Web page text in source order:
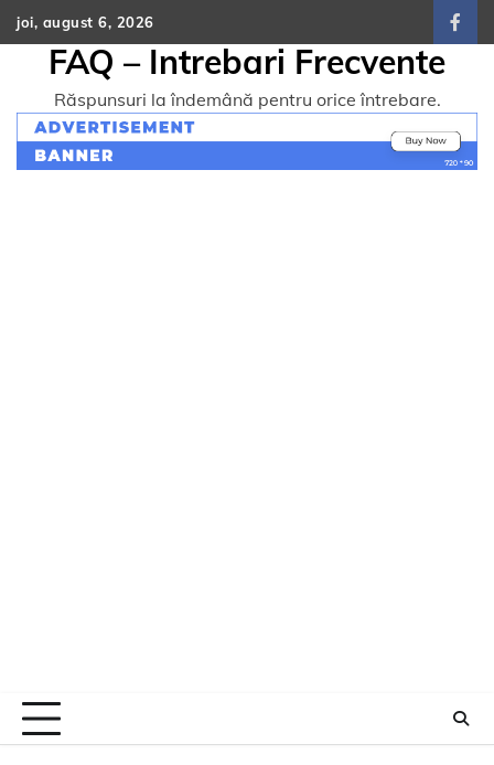
Skip
to
content
joi, august 6, 2026
FAQ – Intrebari Frecvente
Răspunsuri la îndemână pentru orice întrebare.